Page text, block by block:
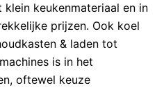
keukenmateriaal en in
prijzen. Ook koel
& laden tot
is in het
oftewel keuze